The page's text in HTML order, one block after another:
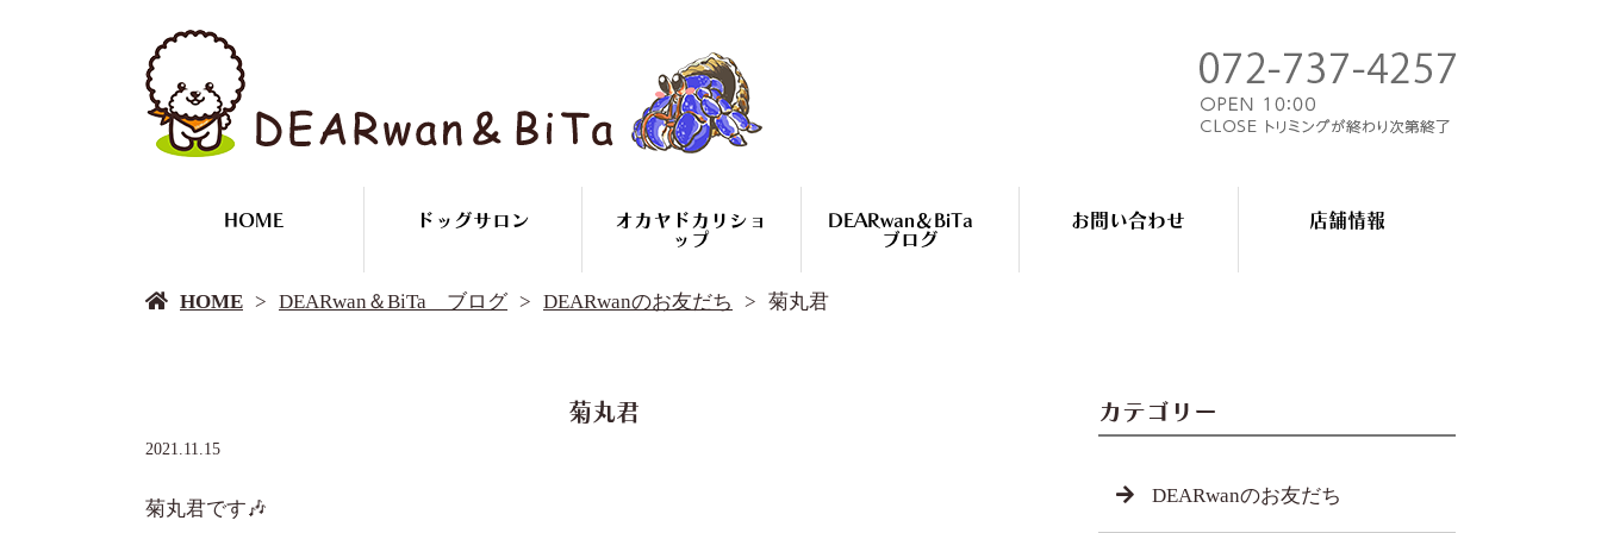
HOME ドッグサロン
オカヤドカリショ
ップ
DEARwan＆BiTa
ブログ
お問い合わせ 店舗情報
DEARwan＆BiTa ブログ
HOME DEARwan＆BiTa ブログ DEARwanのお友だち 菊丸君
菊丸君
2021.11.15
菊丸君です🎶
カテゴリー
DEARwanのお友だち